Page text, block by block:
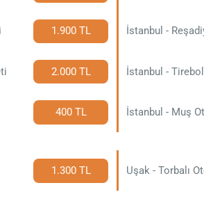
1.900 TL İstanbul -
2.000 TL İstanbul -
400 TL İstanbul - Muş
1.300 TL Uşak - Torbalı